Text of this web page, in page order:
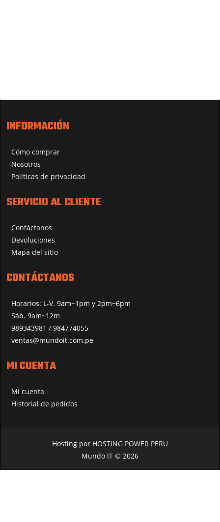
INFORMACIÓN
Cómo comprar
Nosotros
Políticas de privacidad
SERVICIO AL CLIENTE
Contáctanos
Devoluciones
Mapa del sitio
CONTÁCTANOS
Horarios: L-V. 9am~1pm y 2pm~6pm
Sáb. 9am~12m
989343981 / 984774055
ventas@mundoit.com.pe
MI CUENTA
Mi cuenta
Historial de pedidos
Hosting por HOSTING POWER PERU
Mundo IT © 2026